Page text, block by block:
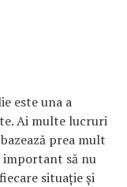
este una a
Ai multe lucruri
prea mult
important să nu
situație și